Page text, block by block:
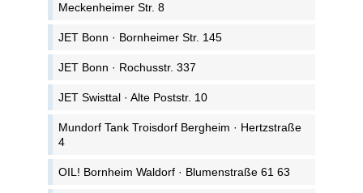
Meckenheimer Str. 8
JET Bonn · Bornheimer Str. 145
JET Bonn · Rochusstr. 337
JET Swisttal · Alte Poststr. 10
Mundorf Tank Troisdorf Bergheim · Hertzstraße
4
OIL! Bornheim Waldorf · Blumenstraße 61 63